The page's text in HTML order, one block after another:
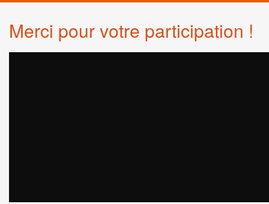
Merci pour votre participation !